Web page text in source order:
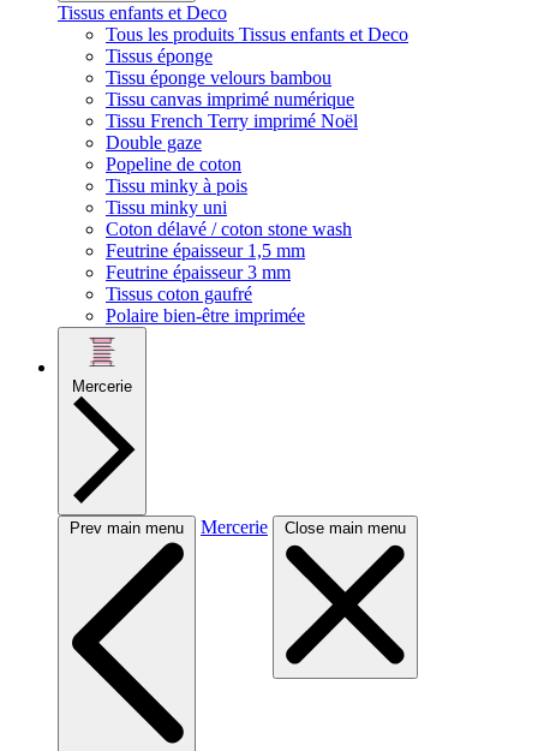
Tissus enfants et Deco
Tous les produits Tissus enfants et Deco
Tissus éponge
Tissu éponge velours bambou
Tissu canvas imprimé numérique
Tissu French Terry imprimé Noël
Double gaze
Popeline de coton
Tissu minky à pois
Tissu minky uni
Coton délavé / coton stone wash
Feutrine épaisseur 1,5 mm
Feutrine épaisseur 3 mm
Tissus coton gaufré
Polaire bien-être imprimée
Mercerie
Prev main menu Mercerie Close main menu